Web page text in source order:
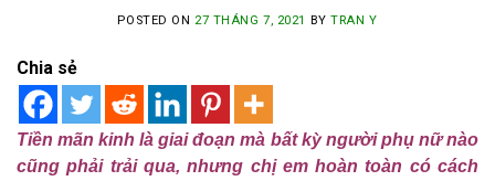
POSTED ON 27 THÁNG 7, 2021 BYTRAN Y
Chia sẻ
Tiền mãn kinh là giai đoạn mà bất kỳ người phụ nữ nào
cũng phải trải qua, nhưng chị em hoàn toàn có cách